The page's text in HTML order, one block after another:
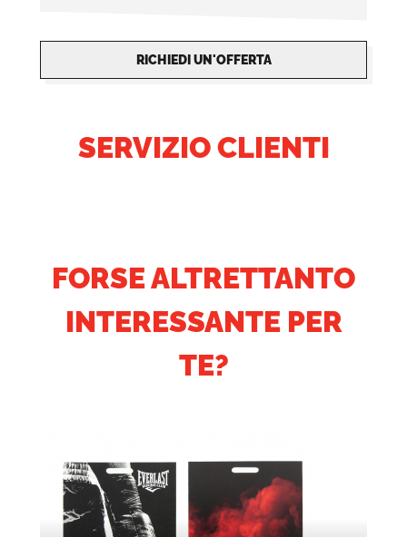
RICHIEDI UN'OFFERTA
SERVIZIO CLIENTI
FORSE ALTRETTANTO
INTERESSANTE PER
TE?